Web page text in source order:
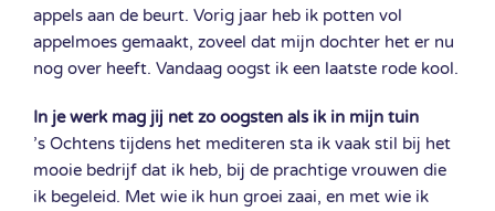
appels aan de beurt. Vorig jaar heb ik potten vol
appelmoes gemaakt, zoveel dat mijn dochter het er nu
nog over heeft. Vandaag oogst ik een laatste rode kool.
In je werk mag jij net zo oogsten als ik in mijn tuin
’s Ochtens tijdens het mediteren sta ik vaak stil bij het
mooie bedrijf dat ik heb, bij de prachtige vrouwen die
ik begeleid. Met wie ik hun groei zaai, en met wie ik